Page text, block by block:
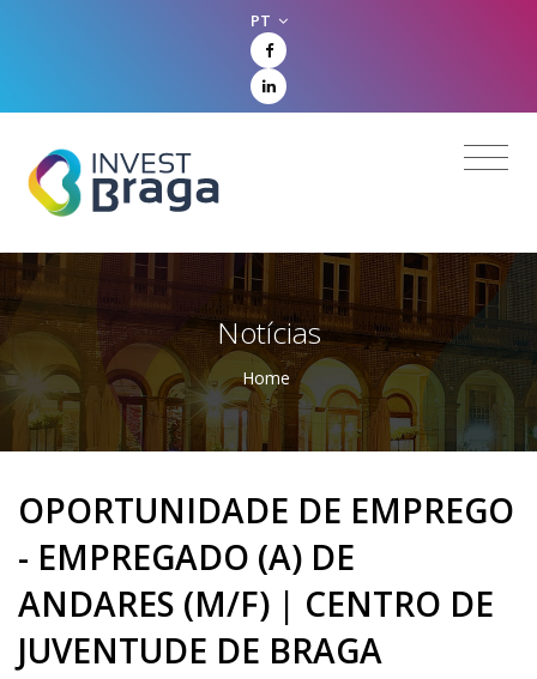
PT
Notícias
Home
OPORTUNIDADE DE EMPREGO
- EMPREGADO (A) DE
ANDARES (M/F) | CENTRO DE
JUVENTUDE DE BRAGA